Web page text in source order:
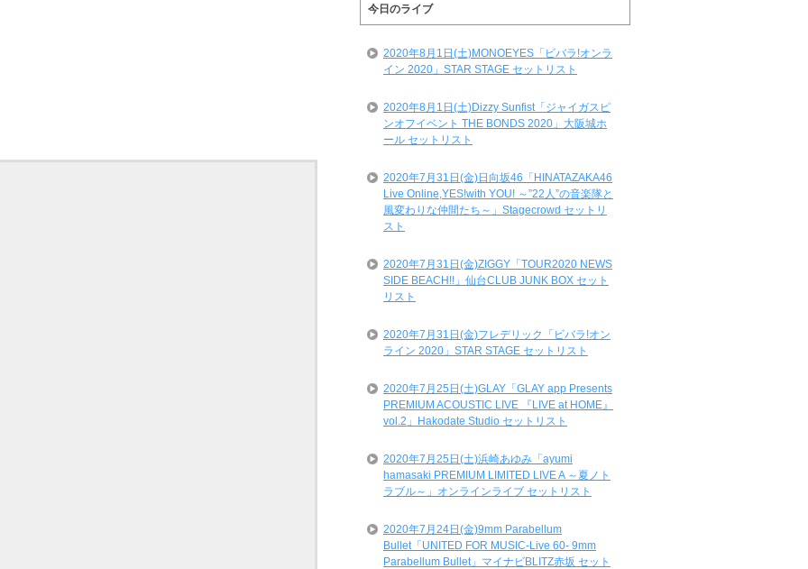
ィ
ス
一
今日のライブ
2020年8月1日(土)MONOEYES「ビバラ!オンラ
イン 2020」STAR STAGE セットリスト
2020年8月1日(土)Dizzy Sunfist「ジャイガスピ
ンオフイベント THE BONDS 2020」大阪城ホ
ール セットリスト
2020年7月31日(金)日向坂46「HINATAZAKA46
Live Online,YES!with YOU! ～”22人”の音楽隊と
風変わりな仲間たち～」Stagecrowd セットリ
スト
2020年7月31日(金)ZIGGY「TOUR2020 NEWS
SIDE BEACH!!」仙台CLUB JUNK BOX セット
リスト
2020年7月31日(金)フレデリック「ビバラ!オン
ライン 2020」STAR STAGE セットリスト
2020年7月25日(土)GLAY「GLAY app Presents
PREMIUM ACOUSTIC LIVE 『LIVE at HOME』
vol.2」Hakodate Studio セットリスト
2020年7月25日(土)浜崎あゆみ「ayumi
hamasaki PREMIUM LIMITED LIVE A ～夏ノト
ラブル～」オンラインライブ セットリスト
2020年7月24日(金)9mm Parabellum
Bullet「UNITED FOR MUSIC-Live 60- 9mm
Parabellum Bullet」マイナビBLITZ赤坂 セット